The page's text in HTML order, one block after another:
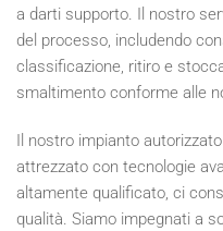
a darti supporto. Il nostro
del processo, includendo
classificazione, ritiro e
smaltimento conforme alle
Il nostro impianto
attrezzato con tecnologie
altamente qualificato, ci
qualità. Siamo impegnati a